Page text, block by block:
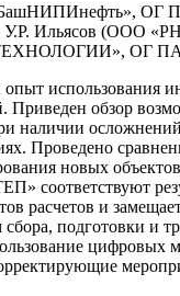
БашНИПИнефть»,
Ильясов (ООО
ОГ
опыт
Приведен обзор
наличии
Проведено
новых
соответствуют
расчетов и
подготовки и
цифровых